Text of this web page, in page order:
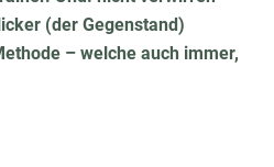
(der Gegenstand)
– welche auch immer,